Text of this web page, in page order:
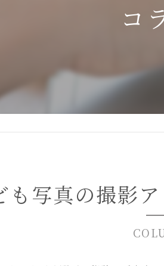
コ
も写真の撮影